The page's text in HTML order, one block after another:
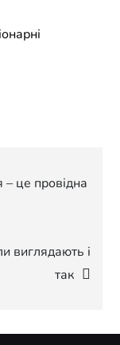
це провідна
виглядають і
так